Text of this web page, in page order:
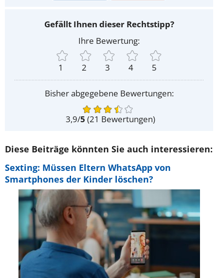
Gefällt Ihnen dieser Rechtstipp?
Ihre Bewertung:
1 2 3 4 5
Bisher abgegebene Bewertungen:
3,9/5 (21 Bewertungen)
Diese Beiträge könnten Sie auch interessieren:
Sexting: Müssen Eltern WhatsApp von
Smartphones der Kinder löschen?